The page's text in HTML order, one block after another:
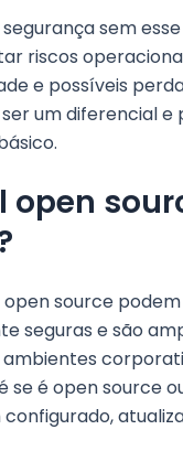
sem
riscos
e possíveis
ser um diferencial e
open
open source
seguras e são
ambientes
se é open source